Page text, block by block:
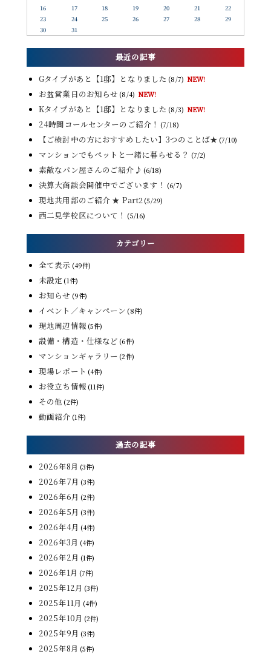
16
17 18 19 20 21
22
23
24 25 26 27 28
29
30
31
最近の記事
Gタイプがあと【1邸】となりました (8/7) NEW!
お盆営業日のお知らせ (8/4) NEW!
Kタイプがあと【1邸】となりました (8/3) NEW!
24時間コールセンターのご紹介！ (7/18)
【ご検討中の方におすすめしたい】3つのことば★ (7/10)
マンションでもペットと一緒に暮らせる？ (7/2)
素敵なパン屋さんのご紹介♪ (6/18)
決算大商談会開催中でございます！ (6/7)
現地共用部のご紹介 ★ Part2(5/29)
西二見学校区について！ (5/16)
カテゴリー
全て表示 (49件)
未設定 (1件)
お知らせ (9件)
イベント／キャンペーン (8件)
現地周辺情報 (5件)
設備・構造・仕様など (6件)
マンションギャラリー (2件)
現場レポート (4件)
お役立ち情報 (11件)
その他 (2件)
動画紹介 (1件)
過去の記事
2026年8月 (3件)
2026年7月 (3件)
2026年6月 (2件)
2026年5月 (3件)
2026年4月 (4件)
2026年3月 (4件)
2026年2月 (1件)
2026年1月 (7件)
2025年12月 (3件)
2025年11月 (4件)
2025年10月 (2件)
2025年9月 (3件)
2025年8月 (5件)